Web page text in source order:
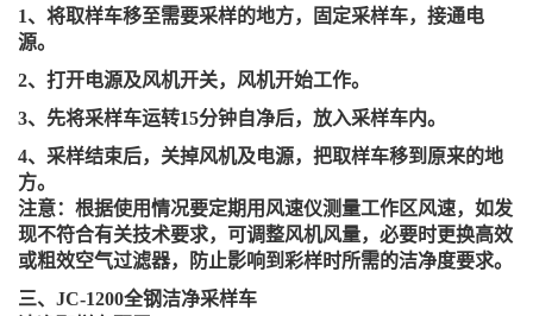
1、将取样车移至需要采样的地方，固定采样车，接通电
源。
2、打开电源及风机开关，风机开始工作。
3、先将采样车运转15分钟自净后，放入采样车内。
4、采样结束后，关掉风机及电源，把取样车移到原来的地
方。
注意：根据使用情况要定期用风速仪测量工作区风速，如发
现不符合有关技术要求，可调整风机风量，必要时更换高效
或粗效空气过滤器，防止影响到彩样时所需的洁净度要求。
三、 JC-1200全钢洁净采样车